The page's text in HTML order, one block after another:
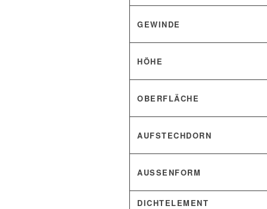
GEWINDE
HÖHE
OBERFLÄCHE
AUFSTECHDORN
AUSSENFORM
DICHTELEMENT